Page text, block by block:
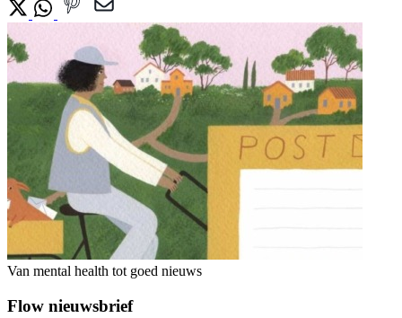
Van mental health tot goed nieuws
Flow nieuwsbrief